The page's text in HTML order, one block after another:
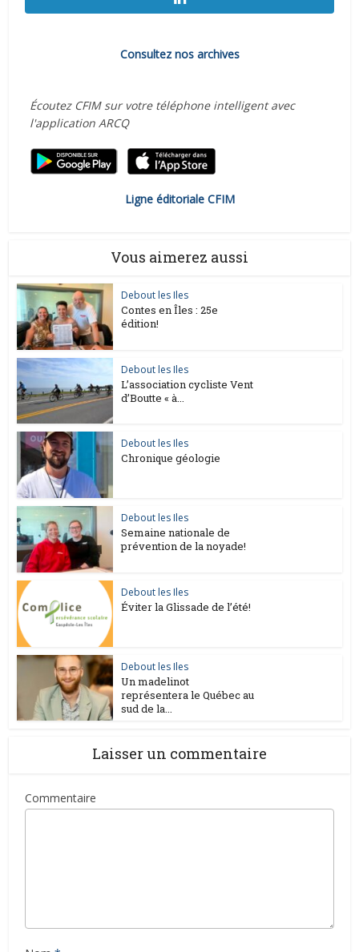
Consultez nos archives
Écoutez CFIM sur votre téléphone intelligent avec
l'application ARCQ
Ligne éditoriale CFIM
Vous aimerez aussi
Debout les Iles
Contes en Îles : 25e
édition!
Debout les Iles
L’association cycliste Vent
d’Boutte « à...
Debout les Iles
Chronique géologie
Debout les Iles
Semaine nationale de
prévention de la noyade!
Debout les Iles
Éviter la Glissade de l’été!
Debout les Iles
Un madelinot
représentera le Québec au
sud de la...
Laisser un commentaire
Commentaire